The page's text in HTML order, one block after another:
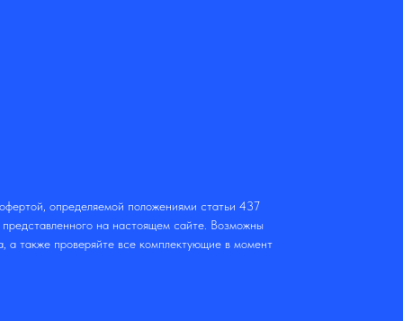
определяемой положениями статьи 437
на настоящем сайте. Возможны
а также проверяйте все комплектующие в момент